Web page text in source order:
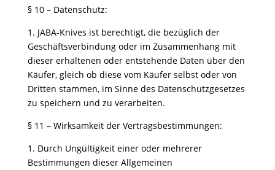
§ 10 – Datenschutz:
1.⁠ JABA-Knives ist berechtigt, die bezüglich der
Geschäftsverbindung oder im Zusammenhang mit
dieser erhaltenen oder entstehende Daten über den
Käufer, gleich ob diese vom Käufer selbst oder von
Dritten stammen, im Sinne des Datenschutzgesetzes
zu speichern und zu verarbeiten.
§ 11 – Wirksamkeit der Vertragsbestimmungen:
1.⁠ ⁠Durch Ungültigkeit einer oder mehrerer
Bestimmungen dieser Allgemeinen